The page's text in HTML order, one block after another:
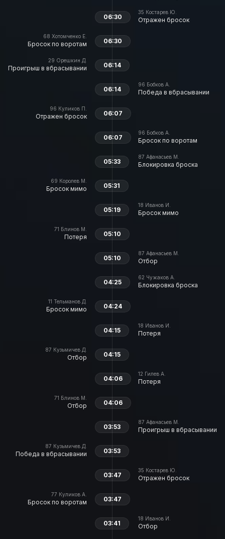
35 Костарев Ю.
Отражен бросок
06:30
68 Хотомченко Е.
Бросок по воротам 06:30
29 Орешкин Д.
Проигрыш в вбрасывании 06:14
96 Бобков А.
Победа в вбрасывании
06:14
96 Куликов П.
Отражен бросок 06:07
96 Бобков А.
Бросок по воротам
06:07
87 Афанасьев М.
Блокировка броска
05:33
69 Королев М.
Бросок мимо 05:31
18 Иванов И.
Бросок мимо
05:19
71 Блинов М.
Потеря 05:10
87 Афанасьев М.
Отбор
05:10
62 Чужаков А.
Блокировка броска
04:25
11 Тельманов Д.
Бросок мимо 04:24
18 Иванов И.
Потеря
04:15
87 Кузьмичев Д.
Отбор 04:15
12 Гилев А.
Потеря
04:06
71 Блинов М.
Отбор 04:06
87 Афанасьев М.
Проигрыш в вбрасывании
03:53
87 Кузьмичев Д.
Победа в вбрасывании 03:53
35 Костарев Ю.
Отражен бросок
03:47
77 Куликов А.
Бросок по воротам 03:47
18 Иванов И.
Отбор
03:41